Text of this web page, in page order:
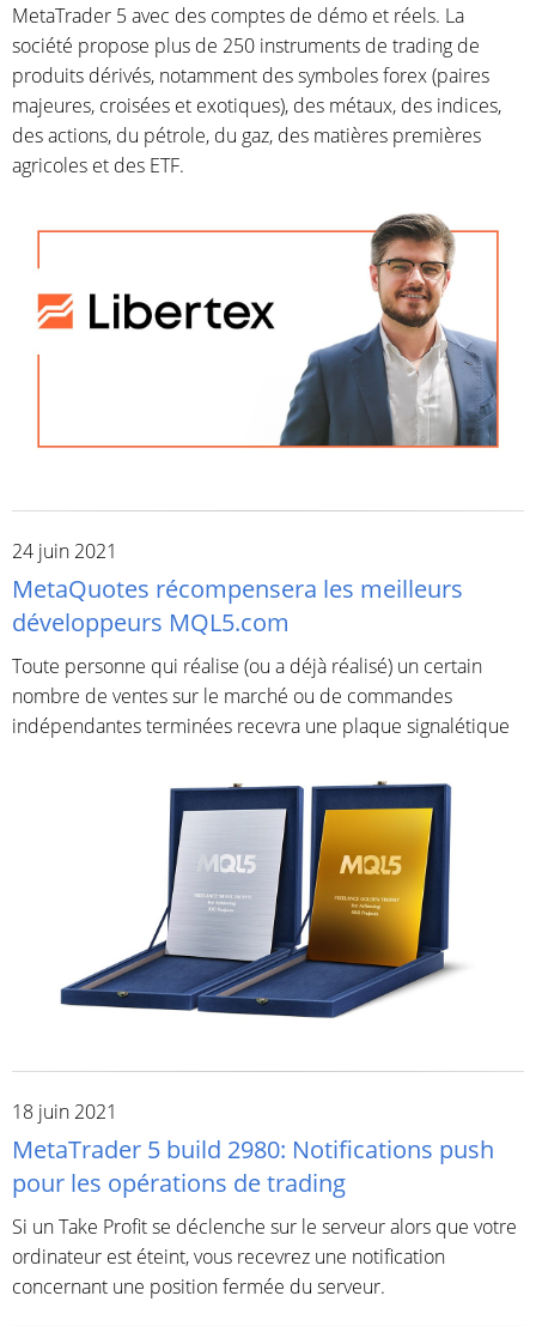
MetaTrader 5 avec des comptes de démo et réels. La
société propose plus de 250 instruments de trading de
produits dérivés, notamment des symboles forex (paires
majeures, croisées et exotiques), des métaux, des indices,
des actions, du pétrole, du gaz, des matières premières
agricoles et des ETF.
24 juin 2021
MetaQuotes récompensera les meilleurs
développeurs MQL5.com
Toute personne qui réalise (ou a déjà réalisé) un certain
nombre de ventes sur le marché ou de commandes
indépendantes terminées recevra une plaque signalétique
18 juin 2021
MetaTrader 5 build 2980: Notifications push
pour les opérations de trading
Si un Take Profit se déclenche sur le serveur alors que votre
ordinateur est éteint, vous recevrez une notification
concernant une position fermée du serveur.